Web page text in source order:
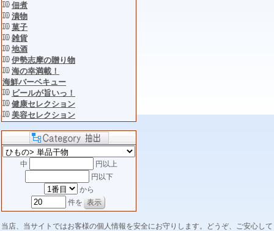
佃煮
漬物
菓子
雑貨
地酒
伊勢志摩の贈り物
海の幸満載！
海鮮バーベキュー
ビールが旨いっ！
健康セレクション
美容セレクション
中
円以上
円以下
から
件を
当店、当サイトではお客様の個人情報を安全にお守りします。どうぞ、ご安心して